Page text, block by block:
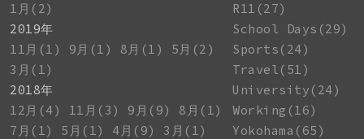
1月(2)
2019年
11月(1)
9月(1) 8月(1)
5月(2)
3月(1)
2018年
12月(4)
11月(3) 9月(9)
8月(1)
7月(1)
5月(1) 4月(9)
3月(1)
R11(27)
School Days(29)
Sports(24)
Travel(51)
University(24)
Working(16)
Yokohama(65)